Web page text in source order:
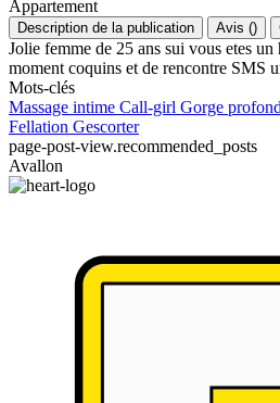
Appartement
Description de la publication Avis ()
Jolie femme de 25 ans sui vous etes
moment coquins et de rencontre SMS
Mots-clés
Massage intime Call-girl Gorge
Fellation Gescorter
page-post-view.recommended_posts
Avallon